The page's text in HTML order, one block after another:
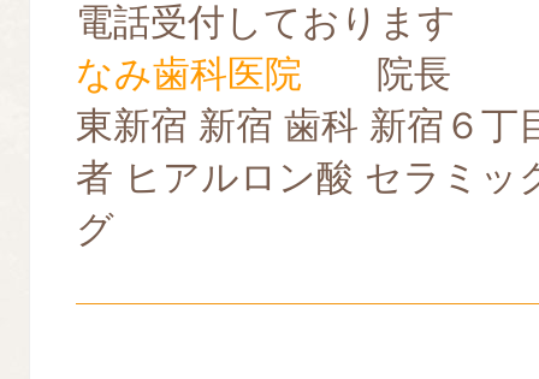
電話受付しております
なみ歯科医院 院長
東新宿 新宿 歯科 新宿６丁
者 ヒアルロン酸 セラミッ
グ